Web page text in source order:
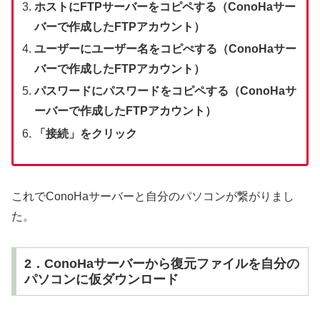
ホストにFTPサーバーをコピペする（ConoHaサー
バーで作成したFTPアカウント）
ユーザーにユーザー名をコピぺする（ConoHaサー
バーで作成したFTPアカウント）
パスワードにパスワードをコピペする（ConoHaサ
ーバーで作成したFTPアカウント）
「接続」をクリック
これでConoHaサーバーと自分のパソコンが繋がりまし
た。
2．ConoHaサーバーから復元ファイルを自分の
パソコンに仮ダウンロード